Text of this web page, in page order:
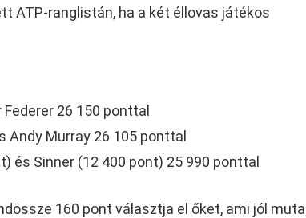
ATP-ranglistán, ha a két éllovas játékos
26 150 ponttal
Andy Murray 26 105 ponttal
és Sinner (12 400 pont) 25 990 ponttal
160 pont választja el őket, ami jól